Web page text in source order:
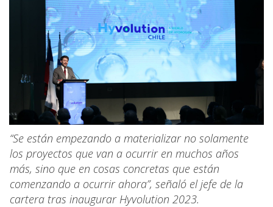
“Se están empezando a materializar no solamente
los proyectos que van a ocurrir en muchos años
más, sino que en cosas concretas que están
comenzando a ocurrir ahora”, señaló el jefe de la
cartera tras inaugurar Hyvolution 2023.